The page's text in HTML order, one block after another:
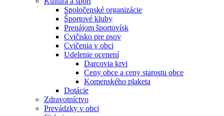
Spoločenské organizácie
Športové kluby
Prenájom športovísk
Cvičisko pre psov
Cvičenia v obci
Udelenie ocenení
Darcovia krvi
Ceny obce a ceny starostu obce
Komenského plaketa
Dotácie
Zdravotníctvo
Prevádzky v obci